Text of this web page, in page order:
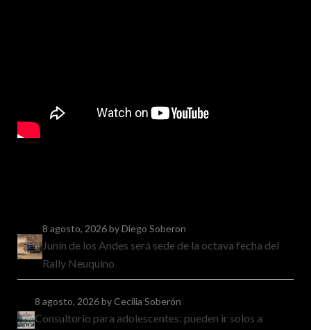
8 agosto, 2026by Diego Soberon
Junín de los Andes será sede de la octava fecha del
Rally Neuquino
8 agosto, 2026by Cecilia Soberón
Consultorio para adolescentes: pueden ir solos a